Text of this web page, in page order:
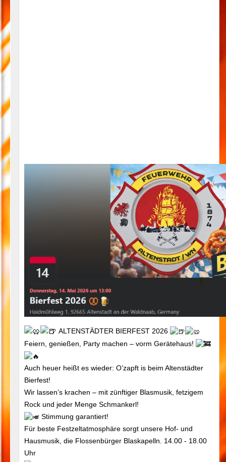
ALTENSTÄDTER BIERFEST 2026
Feiern, genießen, Party machen – vorm Gerätehaus!
Auch heuer heißt es wieder: O’zapft is beim Altenstädter
Bierfest!
Wir lassen’s krachen – mit zünftiger Blasmusik, fetzigem
Rock und jeder Menge Schmankerl!
Stimmung garantiert!
Für beste Festzeltatmosphäre sorgt unsere Hof- und
Hausmusik, die Flossenbürger Blaskapelln. 14.00 - 18.00
Uhr